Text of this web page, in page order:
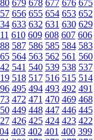
679 678 677 676 675
656 655 654 653 652
633 632 631 630 629
610 609 608 607 606
587 586 585 584 583
564 563 562 561 560
541 540 539 538 537
518 517 516 515 514
495 494 493 492 491
472 471 470 469 468
449 448 447 446 445
426 425 424 423 422
403 402 401 400 399